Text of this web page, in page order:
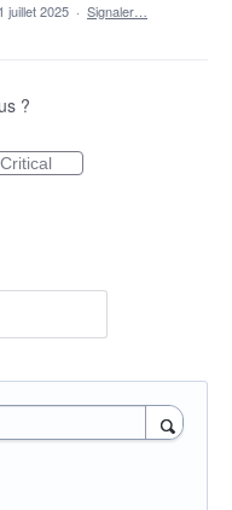
juillet 2025 · Signaler…
?
Critical